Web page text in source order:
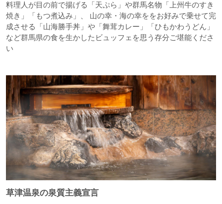
料理人が目の前で揚げる「天ぷら」や群馬名物「上州牛のすき
焼き」「もつ煮込み」、 山の幸・海の幸ををお好みで乗せて完
成させる「山海勝手丼」や「舞茸カレー」「ひもかわうどん」
など群馬県の食を生かしたビュッフェを思う存分ご堪能くださ
い
草津温泉の泉質主義宣言